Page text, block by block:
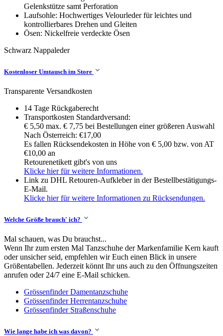
Gelenkstütze samt Perforation
Laufsohle: Hochwertiges Velourleder für leichtes und
kontrollierbares Drehen und Gleiten
Ösen: Nickelfreie verdeckte Ösen
Schwarz Nappaleder
Kostenloser Umtausch im Store
Transparente Versandkosten
14 Tage Rückgaberecht
Transportkosten Standardversand:
€ 5,50 max. € 7,75 bei Bestellungen einer größeren Auswahl
Nach Österreich: €17,00
Es fallen Rücksendekosten in Höhe von € 5,00 bzw. von AT
€10,00 an
Retourenetikett gibt's von uns
Klicke hier für weitere Informationen.
Link zu DHL Retouren-Aufkleber in der Bestellbestätigungs-
E-Mail.
Klicke hier für weitere Informationen zu Rücksendungen.
Welche Größe brauch' ich?
Mal schauen, was Du brauchst...
Wenn Ihr zum ersten Mal Tanzschuhe der Markenfamilie Kern kauft
oder unsicher seid, empfehlen wir Euch einen Blick in unsere
Größentabellen. Jederzeit könnt Ihr uns auch zu den Öffnungszeiten
anrufen oder 24/7 eine E-Mail schicken.
Grössenfinder Damentanzschuhe
Grössenfinder Herrentanzschuhe
Grössenfinder Straßenschuhe
Wie lange habe ich was davon?